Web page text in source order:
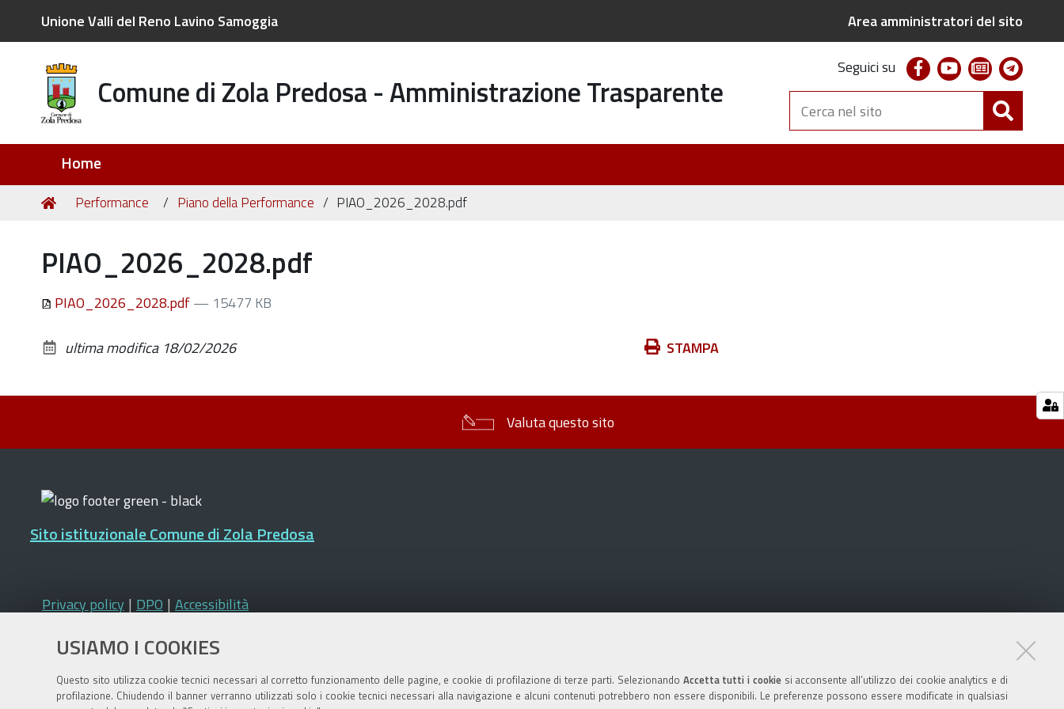
USIAMO I COOKIES
Questo sito utilizza cookie tecnici necessari al corretto funzionamento delle pagine, e cookie di profilazione di terze parti. Selezionando Accetta tutti i cookiesi acconsente all’utilizzo dei cookie analytics e di
profilazione. Chiudendo il banner verranno utilizzati solo i cookie tecnici necessari alla navigazione e alcuni contenuti potrebbero non essere disponibili. Le preferenze possono essere modificate in qualsiasi
Unione Valli del Reno Lavino Samoggia Area amministratori del sito
Comune di Zola Predosa - Amministrazione Trasparente
Seguici su facebookyoutubenewsletter
Cerca
nel
sito
Home
Tu
Home
Performance Piano della Performance PIAO_2026_2028.pdf
PIAO_2026_2028.pdf
PIAO_2026_2028.pdf— 15477 KB
Azioni STAMPA
ultima modifica 18/02/2026
Valuta questo sito
Sito istituzionale Comune di Zola Predosa
Privacy policy | DPO | Accessibilità